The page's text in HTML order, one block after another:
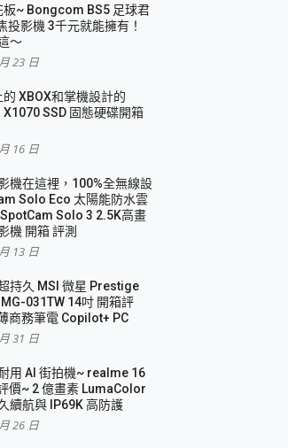
測
開箱 評測
板~ Bongcom BS5 足球君
投影機 3千元就能擁有！
～
23 日
的 XBOX和掌機設計的
SSD 固態硬碟開箱
16 日
機在這裡，100%全無線設
Solo Eco 太陽能防水雲
Solo 3 2.5K高畫
機 開箱 評測
13 日
持久 MSI 微星 Prestige
031TW 14吋 開箱評
商務筆電 Copilot+ PC
31 日
用 AI 街拍機~ realme 16
價~ 2 億畫素 LumaColor
續航與 IP69K 高防護
26 日